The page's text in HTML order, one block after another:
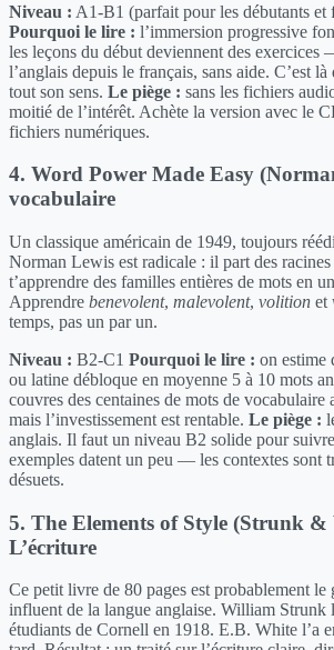
Niveau : A1-B1 (parfait pour les débutants et
Pourquoi le lire : l’immersion progressive
les leçons du début deviennent des
l’anglais depuis le français, sans aide. C’est
tout son sens. Le piège : sans les fichiers
moitié de l’intérêt. Achète la version avec le
fichiers numériques.
4. Word Power Made Easy
vocabulaire
Un classique américain de 1949, toujours
Norman Lewis est radicale : il part des
t’apprendre des familles entières de mots en
Apprendre benevolent, malevolent, volition et
temps, pas un par un.
Niveau : B2-C1 Pourquoi le lire : on estime
ou latine débloque en moyenne 5 à 10 mots
couvres des centaines de mots de vocabulaire
mais l’investissement est rentable. Le piège :
anglais. Il faut un niveau B2 solide pour
exemples datent un peu — les contextes sont
désuets.
5. The Elements of Style (Strunk
L’écriture
Ce petit livre de 80 pages est probablement le
influent de la langue anglaise. William Strunk
étudiants de Cornell en 1918. E.B. White l’a